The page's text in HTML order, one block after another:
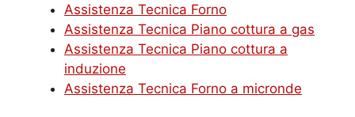
Assistenza Tecnica Forno
Assistenza Tecnica Piano cottura a gas
Assistenza Tecnica Piano cottura a
induzione
Assistenza Tecnica Forno a micronde